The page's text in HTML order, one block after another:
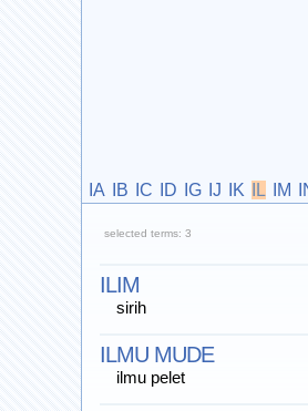
IA IB IC ID IG IJ IK IL IM
selected terms: 3
ILIM
sirih
ILMU MUDE
ilmu pelet